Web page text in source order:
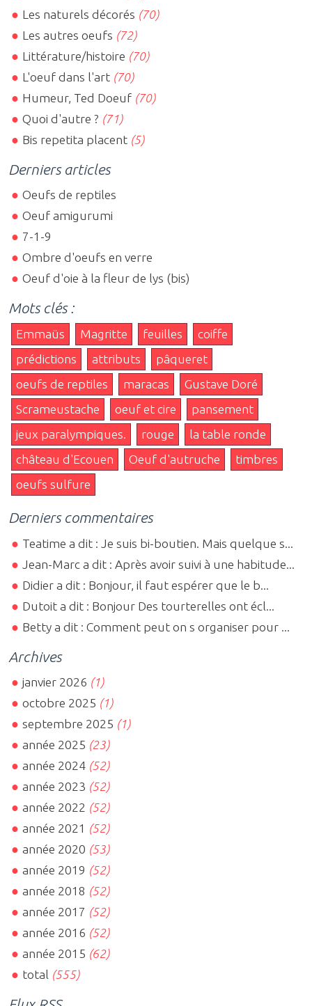
Les naturels décorés (70)
Les autres oeufs (72)
Littérature/histoire (70)
L'oeuf dans l'art (70)
Humeur, Ted Doeuf (70)
Quoi d'autre ? (71)
Bis repetita placent (5)
Derniers articles
Oeufs de reptiles
Oeuf amigurumi
7-1-9
Ombre d'oeufs en verre
Oeuf d'oie à la fleur de lys (bis)
Mots clés :
Emmaüs Magritte feuilles
coiffe
prédictions
attributs
pâqueret
oeufs de reptiles
maracas
Gustave Doré
Scrameustache
oeuf et cire
pansement
jeux paralympiques.
rouge
la table ronde
château d'Ecouen
Oeuf d'autruche
timbres
oeufs sulfure
Derniers commentaires
Teatime a dit : Je suis bi-boutien. Mais quelque s...
Jean-Marc a dit : Après avoir suivi à une habitude...
Didier a dit : Bonjour, il faut espérer que le b...
Dutoit a dit : Bonjour Des tourterelles ont écl...
Betty a dit : Comment peut on s organiser pour ...
Archives
janvier 2026 (1)
octobre 2025 (1)
septembre 2025 (1)
année 2025 (23)
année 2024 (52)
année 2023 (52)
année 2022 (52)
année 2021 (52)
année 2020 (53)
année 2019 (52)
année 2018 (52)
année 2017 (52)
année 2016 (52)
année 2015 (62)
total (555)